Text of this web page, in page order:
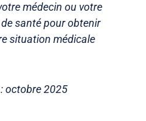
médecin ou votre
santé pour obtenir
situation médicale
octobre 2025